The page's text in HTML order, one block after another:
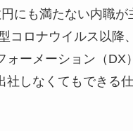
にも満たない内職が
コロナウイルス以降
ォーメーション（DX
社しなくてもできる